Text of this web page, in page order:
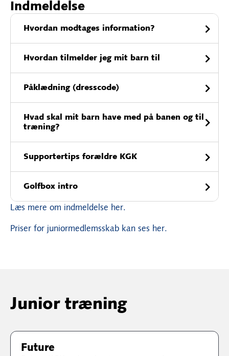
Indmeldelse
Hvordan modtages information?
Hvordan tilmelder jeg mit barn til
Påklædning (dresscode)
Hvad skal mit barn have med på banen og til
træning?
Supportertips forældre KGK
Golfbox intro
Læs mere om indmeldelse her.
Priser for juniormedlemsskab kan ses her.
Junior træning
Future